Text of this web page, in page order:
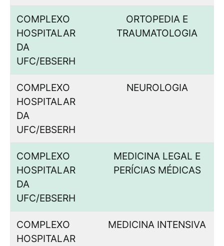
COMPLEXO
HOSPITALAR
DA
UFC/EBSERH
ORTOPEDIA E
TRAUMATOLOGIA
COMPLEXO
HOSPITALAR
DA
UFC/EBSERH
NEUROLOGIA
COMPLEXO
HOSPITALAR
DA
UFC/EBSERH
MEDICINA LEGAL E
PERÍCIAS MÉDICAS
COMPLEXO
HOSPITALAR
MEDICINA INTENSIVA